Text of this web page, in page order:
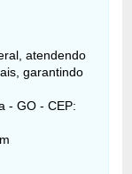
atendendo
garantindo
- GO - CEP: